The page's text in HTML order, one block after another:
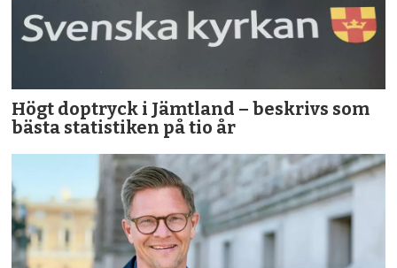
Högt doptryck i Jämtland – beskrivs som
bästa statistiken på tio år